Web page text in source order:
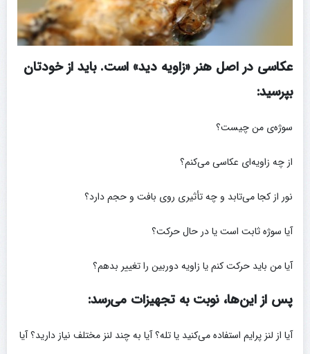
عکاسی در اصل هنر «زاویه دید» است. باید از خودتان
بپرسید:
سوژه‌ی من چیست؟
از چه زاویه‌ای عکاسی می‌کنم؟
نور از کجا می‌تابد و چه تأثیری روی بافت و حجم دارد؟
آیا سوژه ثابت است یا در حال حرکت؟
آیا من باید حرکت کنم یا زاویه دوربین را تغییر بدهم؟
پس از این‌ها، نوبت به تجهیزات می‌رسد:
آیا از لنز پرایم استفاده می‌کنید یا تله؟ آیا به چند لنز مختلف نیاز دارید؟ آیا